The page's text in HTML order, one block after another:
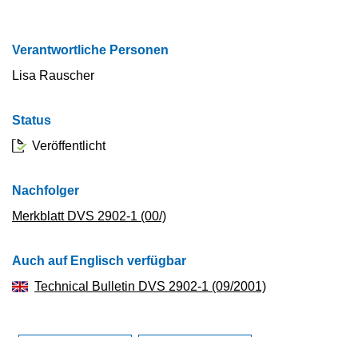
Verantwortliche Personen
Lisa Rauscher
Status
Veröffentlicht
Nachfolger
Merkblatt DVS 2902-1 (00/)
Auch auf Englisch verfügbar
Technical Bulletin DVS 2902-1 (09/2001)